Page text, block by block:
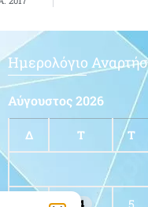
Ημερολόγιο
Αύγουστος 2026
Δ Τ Τ
4 5